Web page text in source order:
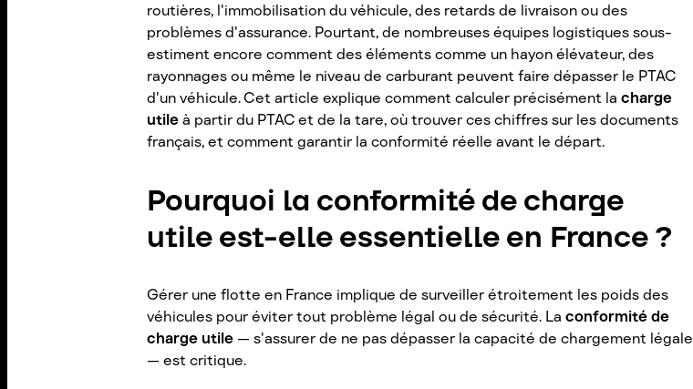
routières, l'immobilisation du véhicule, des retards de livraison ou des
problèmes d'assurance. Pourtant, de nombreuses équipes logistiques sous-
estiment encore comment des éléments comme un hayon élévateur, des
rayonnages ou même le niveau de carburant peuvent faire dépasser le PTAC
d'un véhicule. Cet article explique comment calculer précisément lacharge
utileà partir du PTAC et de la tare, où trouver ces chiffres sur les documents
français, et comment garantir la conformité réelle avant le départ.
Pourquoi la conformité de charge
utile est-elle essentielle en France ?
Gérer une flotte en France implique de surveiller étroitement les poids des
véhicules pour éviter tout problème légal ou de sécurité. Laconformité de
charge utile — s'assurer de ne pas dépasser la capacité de chargement légale
— est critique.